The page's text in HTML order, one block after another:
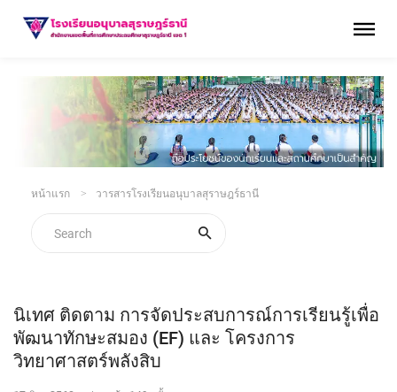
หน้าแรก วารสารโรงเรียนอนุบาลสุราษฎร์ธานี
นิเทศ ติดตาม การจัดประสบการณ์การเรียนรู้เพื่อ
พัฒนาทักษะสมอง (EF) และ โครงการ
วิทยาศาสตร์พลังสิบ